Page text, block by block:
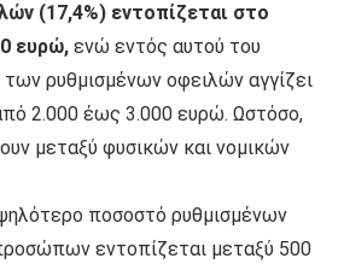
(17,4%) εντοπίζεται στο
ευρώ, ενώ εντός αυτού του
ρυθμισμένων οφειλών αγγίζει
2.000 έως 3.000 ευρώ. Ωστόσο,
μεταξύ φυσικών και νομικών
ποσοστό ρυθμισμένων
εντοπίζεται μεταξύ 500